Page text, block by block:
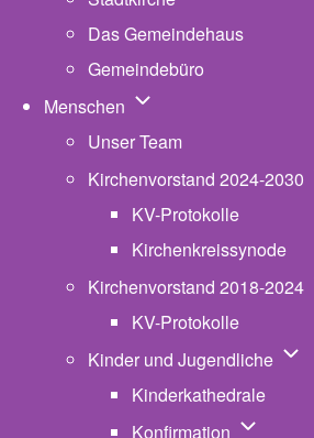
Das Gemeindehaus
Gemeindebüro
Menschen Unternavigation von
Unser Team
Kirchenvorstand 2024-2030
KV-Protokolle
Kirchenkreissynode
Kirchenvorstand 2018-2024
KV-Protokolle
Kinder und Jugendliche
Kinderkathedrale
Konfirmation